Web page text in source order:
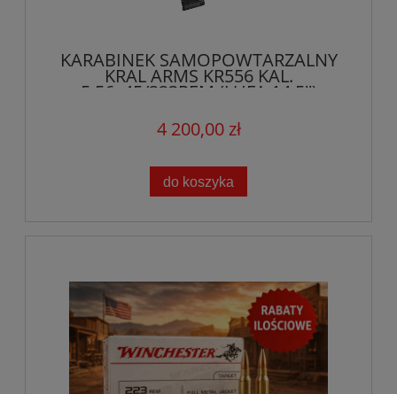
KARABINEK SAMOPOWTARZALNY
KRAL ARMS KR556 KAL.
5,56x45/223REM (LUFA 14,5'')
4 200,00 zł
do koszyka